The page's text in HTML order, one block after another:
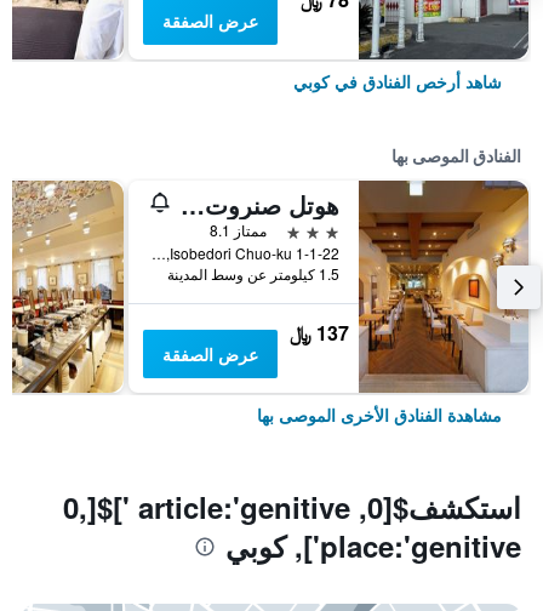
عرض الصفقة
شاهد أرخص الفنادق في كوبي
الفنادق الموصى بها
هوتل صنروت سوبرا كوبي
3 نجوم
ممتاز 8.1
1-1-22 Isobedori Chuo-ku, كوبي, اليابان
1.5 كيلومتر عن وسط المدينة
137 ﷼
عرض الصفقة
مشاهدة الفنادق الأخرى الموصى بها
استكشف$[0, article:'genitive ']$[0,
place:'genitive'], كوبي